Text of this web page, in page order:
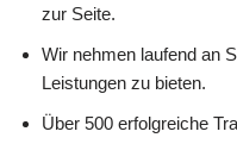
zur Seite.
Wir nehmen laufend an
Leistungen zu bieten.
Über 500 erfolgreiche